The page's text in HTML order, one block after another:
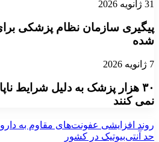
31 ژانویه 2026
پیگیری سازمان نظام پزشکی
شده
7 ژانویه 2026
۳۰ هزار پزشک به دلیل شرایط
نمی کنند
روند افزایشی عفونت‌های مقاوم به
حد آنتی‌بیوتیک در کشور